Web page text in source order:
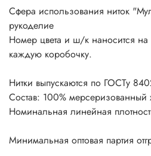
Сфера использования ниток
рукоделие
Номер цвета и ш/к наносится
каждую коробочку.
Нитки выпускаются по ГОСТу
Состав: 100% мерсеризованный
Номинальная линейная
Минимальная оптовая партия